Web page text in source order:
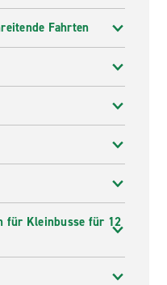
Fahrten
für Kleinbusse für 12